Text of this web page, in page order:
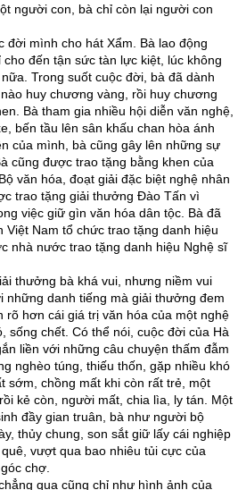
người con, bà chỉ còn lại người con
đời mình cho hát Xẩm. Bà lao động
đến tận sức tàn lực kiệt, lúc không
Trong suốt cuộc đời, bà đã dành
huy chương vàng, rồi huy chương
Bà tham gia nhiều hội diễn văn nghệ,
bến tầu lên sân khấu chan hòa ánh
của mình, bà cũng gây lên những sự
cũng được trao tặng bằng khen của
văn hóa, đoạt giải đặc biệt nghệ nhân
trao tặng giải thưởng Đào Tấn vì
việc giữ gìn văn hóa dân tộc. Bà đã
Việt Nam tổ chức trao tặng danh hiệu
nhà nước trao tặng danh hiệu Nghệ sĩ
thưởng bà khá vui, nhưng niềm vui
những danh tiếng mà giải thưởng đem
rõ hơn cái giá trị văn hóa của một nghệ
sống chết. Có thể nói, cuộc đời của Hà
liền với những câu chuyện thấm đẫm
nghèo túng, thiếu thốn, gặp nhiều khó
sớm, chồng mất khi còn rất trẻ, một
kẻ còn, người mất, chia lìa, ly tán. Một
đầy gian truân, bà như người bộ
thủy chung, son sắt giữ lấy cái nghiệp
vượt qua bao nhiêu tủi cực của
chợ.
qua cũng chỉ như hình ảnh của